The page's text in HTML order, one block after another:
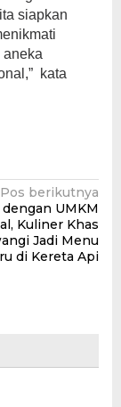
siapkan
aneka
kata
Pos berikutnya
UMKM
Kuliner Khas
Jadi Menu
di Kereta Api